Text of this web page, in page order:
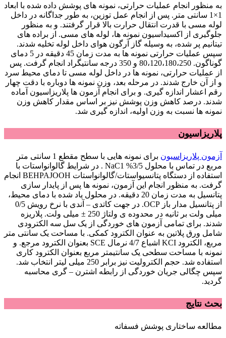
به منظور انجام عملیات حرارتی، نمونه های پوشش داده شده با ابعاد
1×1 سانتی متر. پس از انجام عمل توزین، به طور جداگانه در داخل
لوله مسی با قدرت انتقال حرارت بالا قرار گرفتند. و به منظور
جلوگیری از اکسیداسیون نمونه ها، لوله های مسی. از براده های
تیتانیم پر شده، به وسیله گاز آرگون هوای داخل لوله تخلیه شدند.
سپس عملیات حرارتی نمونه ها به مدت زمان 45 دقیقه در 5 دمای
گوناگون. 80،120،180،250 و 350 درجه سانتیگراد انجام گرفت. پس
از عملیات حرارتی، نمونه ها در داخل لوله مسی تا دمای محیط سرد
و از آن خارج شدند. در مرحله بعد، وزن نمونه ها دوباره با دقت چهار
رقم اعشار اندازه گیری. و برای انجام آزمون ها پلاریزاسیون آماده
شدند. درصد کاهش وزن پوشش نیز بر اساس مقدار کاهش وزن
نمونه ها نسبت به وزن اولیه، اندازه گیری شد.
پلاریزاسیون
آزمون پلاریزاسیون
برای نمونه هایی با سطح مقطع 1 سانتی متر
مربع در تماس با محلول NaC1 %3/5 . در شرایط گالوانواستات با
استفاده از دستگاه پتانسیواستات/گالوانواستات BEHPAJOOH انجام
گرفت. به منظور انجام این آزمون، نمونه ها پس از پایدار سازی
پتانسیل به مدت زمان 20 دقیقه. در محلول یاد شده با دمای محیط،
از پتانسیل مدار باز OCP. در جهت کاتدی – آندی با نرخ رویش 0/5
میلی ولت بر ثانیه در محدوده ی ولتاژ 250 ± میلی ولت. پلاریزه
شدند. برای تمامی آزمون های خوردگی از یک سل سه الکترودی
شامل ورق پلاتین به عنوان الکترود کمکی. با مساحت یک سانتی متر
مربع، الکترود KCI اشباع 4/7 نرمال SCE بعنوان الکترود مرجع. و
نمونه با مساحت سطحی یک سانتیمتر مربع بعنوان الکترود کاری
استفاده شد. حجم الکترولیت نیز برابر 250 میلی لیتر انتخاب شد.
سپس چگالی جریان خوردگی از رابطه اشترن – گری محاسبه
گردید.
بحث نتایج
مطالعه ساختاری پوشش فسفاته